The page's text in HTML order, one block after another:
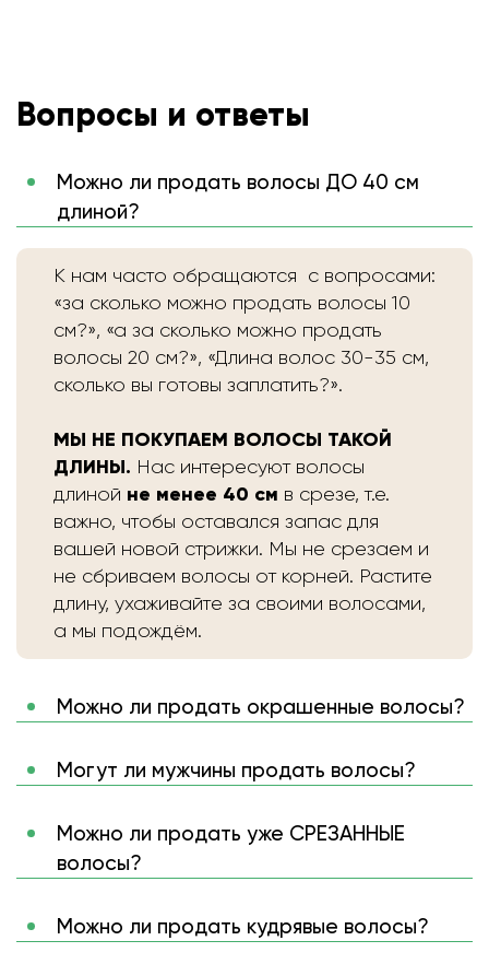
Вопросы и ответы
Можно ли продать волосы ДО 40 см
длиной?
К нам часто обращаются с вопросами:
«за сколько можно продать волосы 10
см?», «а за сколько можно продать
волосы 20 см?», «Длина волос 30-35 см,
сколько вы готовы заплатить?».
МЫ НЕ ПОКУПАЕМ ВОЛОСЫ ТАКОЙ
ДЛИНЫ. Нас интересуют волосы
длиной не менее 40 см в срезе, т.е.
важно, чтобы оставался запас для
вашей новой стрижки. Мы не срезаем и
не сбриваем волосы от корней. Растите
длину, ухаживайте за своими волосами,
а мы подождём.
Можно ли продать окрашенные волосы?
Могут ли мужчины продать волосы?
Можно ли продать уже СРЕЗАННЫЕ
волосы?
Можно ли продать кудрявые волосы?